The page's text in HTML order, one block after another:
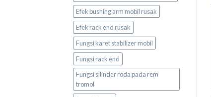
Efek bushing arm mobil rusak
Efek rack end rusak
Fungsi karet stabilizer mobil
Fungsi rack end
Fungsi silinder roda pada rem
tromol